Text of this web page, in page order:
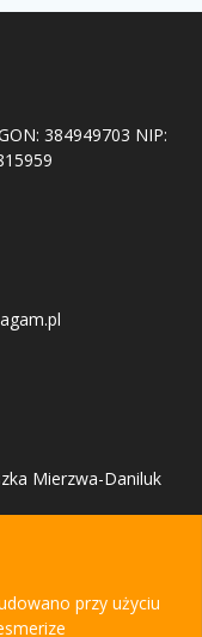
384949703 NIP:
Mierzwa-Daniluk
przy użyciu